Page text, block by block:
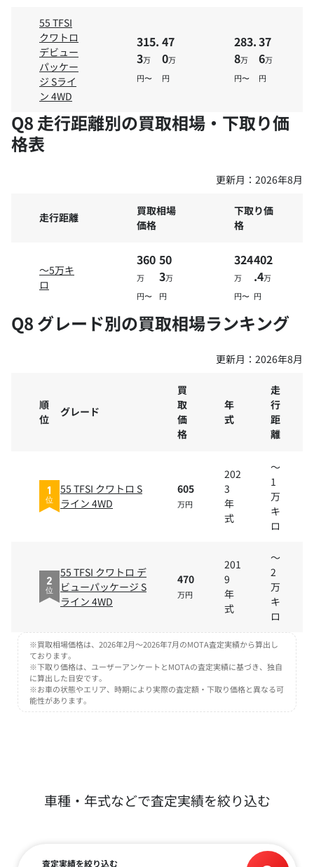
55 TFSI
クワトロ
デビュー
パッケー
ジ Sライ
ン 4WD
315.
3万
円〜
47
0万
円
283.
8万
円〜
37
6万
円
Q8 走行距離別の買取相場・下取り価
格表
更新月： 2026年8月
走行距離
買取相場
価格
下取り価
格
～5万キ
ロ
360
万
円〜
50
3万
円
324
万
円〜
402
.4万
円
Q8 グレード別の買取相場ランキング
更新月： 2026年8月
順
位
グレード
買
取
価
格
年
式
走
行
距
離
1
位
55 TFSI クワトロ S
ライン 4WD
605
万円
202
3
年
式
～
1
万
キ
ロ
2
位
55 TFSI クワトロ デ
ビューパッケージ S
ライン 4WD
470
万円
201
9
年
式
～
2
万
キ
ロ
※買取相場価格は、2026年2月～2026年7月のMOTA査定実績から算出し
ております。
※下取り価格は、ユーザーアンケートとMOTAの査定実績に基づき、独自
に算出した目安です。
※お車の状態やエリア、時期により実際の査定額・下取り価格と異なる可
能性があります。
車種・年式などで査定実績を絞り込む
査定実績を絞り込む